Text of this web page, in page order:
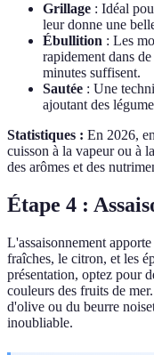
Grillage : Idéal
leur donne une
Ébullition : Les
rapidement dans
minutes suffisent.
Sautée : Une
ajoutant des
Statistiques : En 2026,
cuisson à la vapeur ou à
des arômes et des
Étape 4 :
L'assaisonnement
fraîches, le citron, et les
présentation, optez pour
couleurs des fruits de mer.
d'olive ou du beurre
inoubliable.